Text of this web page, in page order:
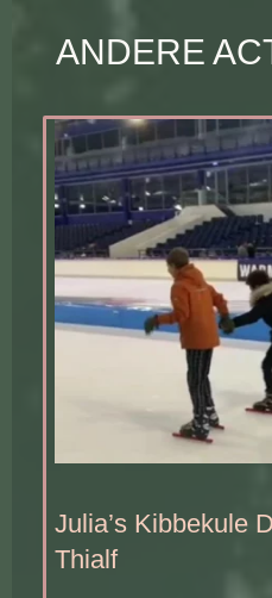
ANDERE
Julia’s Kibbekule
Thialf